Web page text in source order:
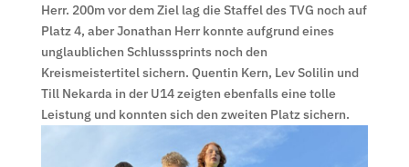
Herr. 200m vor dem Ziel lag die Staffel des TVG noch auf
Platz 4, aber Jonathan Herr konnte aufgrund eines
unglaublichen Schlusssprints noch den
Kreismeistertitel sichern. Quentin Kern, Lev Solilin und
Till Nekarda in der U14 zeigten ebenfalls eine tolle
Leistung und konnten sich den zweiten Platz sichern.